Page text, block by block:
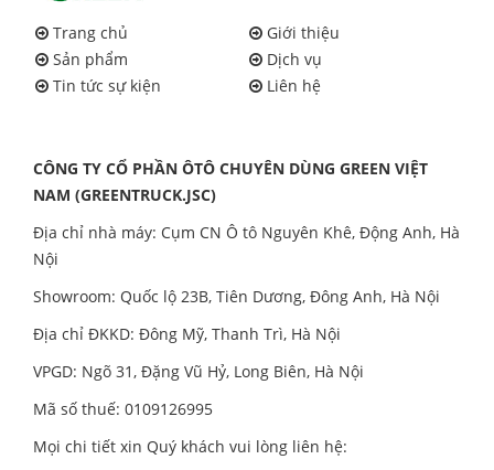
Trang chủ
Giới thiệu
Sản phẩm
Dịch vụ
Tin tức sự kiện
Liên hệ
CÔNG TY CỔ PHẦN ÔTÔ CHUYÊN DÙNG GREEN VIỆT
NAM (GREENTRUCK.JSC)
Địa chỉ nhà máy: Cụm CN Ô tô Nguyên Khê, Động Anh, Hà
Nội
Showroom: Quốc lộ 23B, Tiên Dương, Đông Anh, Hà Nội
Địa chỉ ĐKKD: Đông Mỹ, Thanh Trì, Hà Nội
VPGD: Ngõ 31, Đặng Vũ Hỷ, Long Biên, Hà Nội
Mã số thuế: 0109126995
Mọi chi tiết xin Quý khách vui lòng liên hệ: